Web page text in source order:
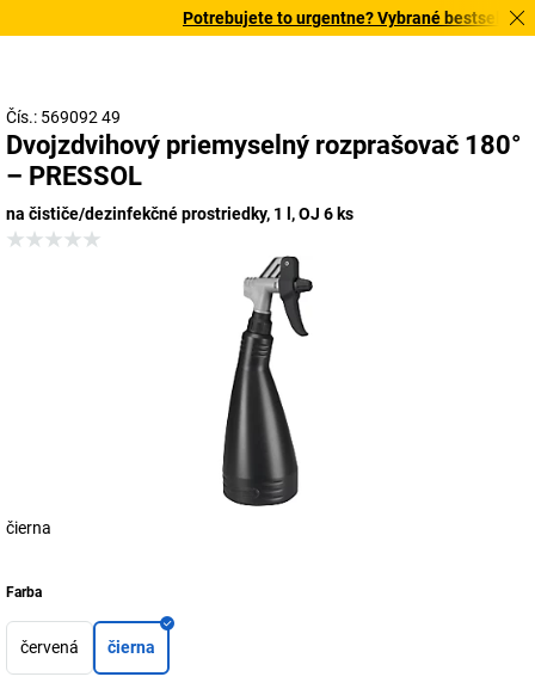
Potrebujete to urgentne? Vybrané bestsellery
Čís.: 569092 49
Dvojzdvihový priemyselný rozprašovač 180°
– PRESSOL
na čističe/dezinfekčné prostriedky, 1 l, OJ 6 ks
čierna
Farba
červená čierna